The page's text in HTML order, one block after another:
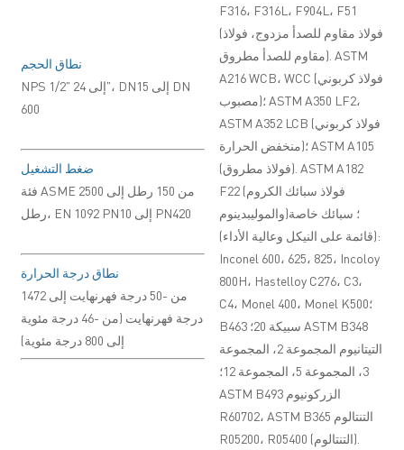
نطاق الحجم
NPS 1/2" إلى 24"، DN15 إلى DN
600
ضغط التشغيل
فئة ASME من 150 رطل إلى 2500
رطل، EN 1092 PN10 إلى PN420
نطاق درجة الحرارة
من -50 درجة فهرنهايت إلى 1472
درجة فهرنهايت (من -46 درجة مئوية
إلى 800 درجة مئوية)
F316، F316L، F904L، F51
(فولاذ مقاوم للصدأ مزدوج، فولاذ
مقاوم للصدأ مطروق). ASTM
A216 WCB، WCC (فولاذ كربوني
مصبوب)؛ ASTM A350 LF2،
ASTM A352 LCB (فولاذ كربوني
منخفض الحرارة)؛ ASTM A105
(فولاذ مطروق). ASTM A182
F22 (فولاذ سبائك الكروم
والموليبدينوم)؛ سبائك خاصة
(قائمة على النيكل وعالية الأداء):
Inconel 600، 625، 825، Incoloy
800H، Hastelloy C276، C3،
C4، Monel 400، Monel K500؛
B463 سبيكة 20؛ ASTM B348
التيتانيوم المجموعة 2، المجموعة
3، المجموعة 5، المجموعة 12؛
ASTM B493 الزركونيوم
R60702، ASTM B365 التنتالوم
R05200، R05400 (التنتالوم).